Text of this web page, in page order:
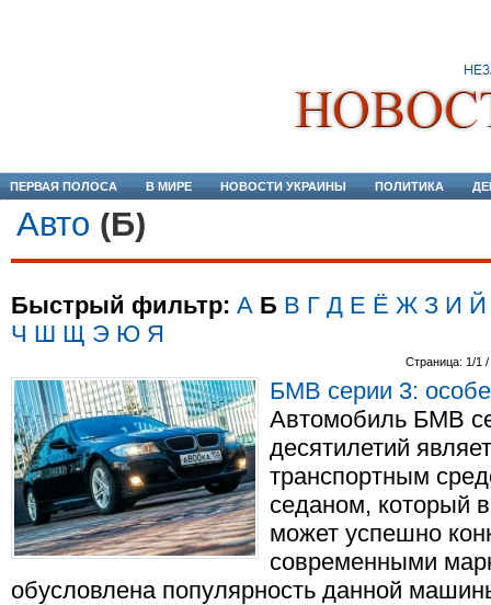
ПЕРВАЯ ПОЛОСА В МИРЕ НОВОСТИ УКРАИНЫ ПОЛИТИКА
Авто (Б)
Быстрый фильтр: А Б В Г Д Е Ё Ж З И Й
Ч Ш Щ Э Ю Я
Страница: 1/1 /
БМВ серии 3:
Автомобиль БМВ
десятилетий
транспортным
седаном, который
может успешно
современными
обусловлена популярность данной